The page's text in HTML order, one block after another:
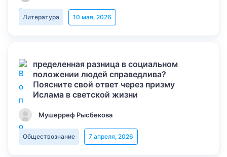
Литература 10 мая, 2026
пределенная разница в социальном
положении людей справедлива?
Поясните свой ответ через призму
Ислама в светской жизни
Мушерреф Рысбекова
Обществознание 7 апреля, 2026